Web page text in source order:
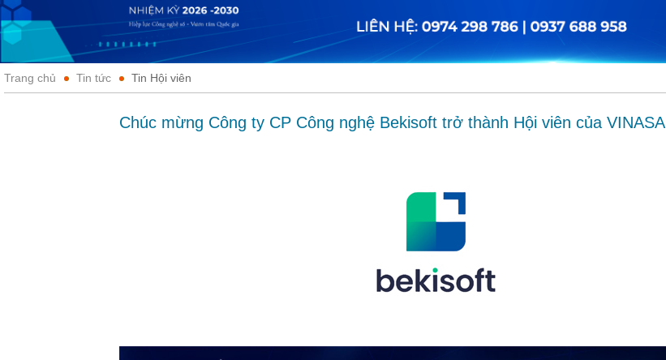
Trang chủ Tin tức Tin Hội viên
Chúc mừng Công ty CP Công nghệ Bekisoft trở thành Hội viên của VINASA